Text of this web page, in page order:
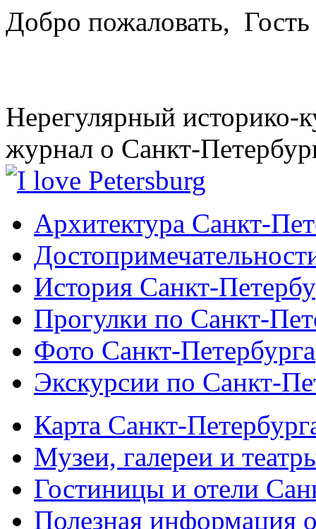
Добро пожаловать, Гость
Нерегулярный историко-
журнал о Санкт-
Архитектура Санкт-
История Санкт-
Прогулки по Санкт-
Фото Санкт-Петербурга
Экскурсии по Санкт-
Карта Санкт-
Музеи, галереи и
Гостиницы и отели
Полезная информация